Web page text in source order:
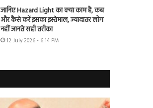
जानिए Hazard Light का क्या काम है, कब
और कैसे करें इसका इस्तेमाल, ज्यादातर लोग
नहीं जानते सही तरीका
12 July 2026 - 6:14 PM